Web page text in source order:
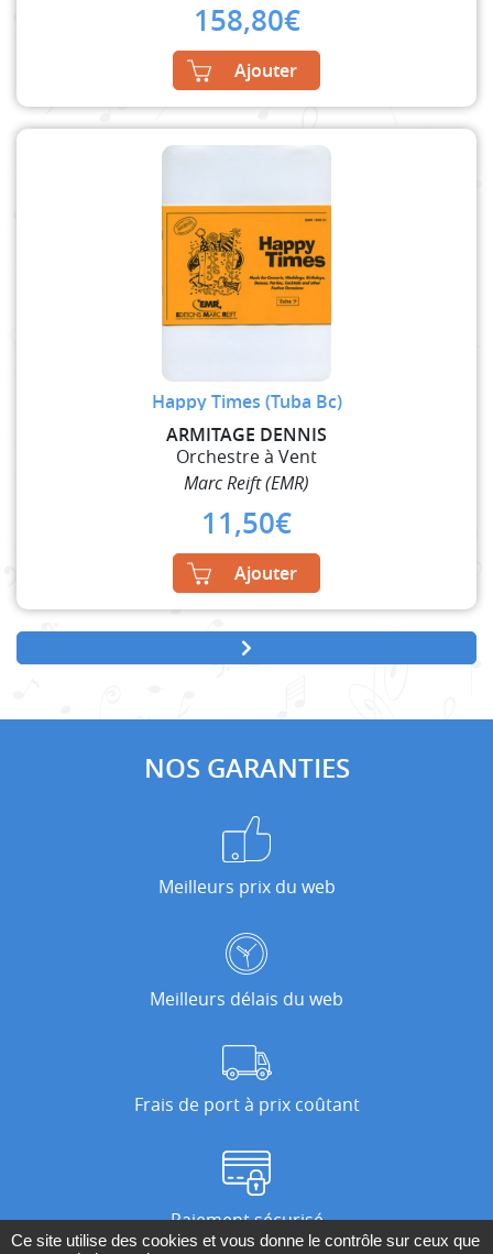
158,80€
Ajouter
Happy Times (Tuba Bc)
ARMITAGE DENNIS
Orchestre à Vent
Marc Reift (EMR)
11,50€
Ajouter
NOS GARANTIES
Meilleurs prix du web
Meilleurs délais du web
Frais de port à prix coûtant
Paiement sécurisé
Ce site utilise des cookies et vous donne le contrôle sur ceux que